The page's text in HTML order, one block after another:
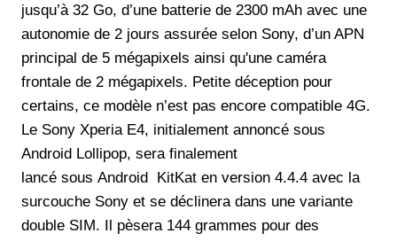
jusqu’à 32 Go, d’une batterie de 2300 mAh avec une
autonomie de 2 jours assurée selon Sony, d’un APN
principal de 5 mégapixels ainsi qu'une caméra
frontale de 2 mégapixels. Petite déception pour
certains, ce modèle n’est pas encore compatible 4G.
Le Sony Xperia E4, initialement annoncé sous
Android Lollipop, sera finalement
lancé sous Android KitKat en version 4.4.4 avec la
surcouche Sony et se déclinera dans une variante
double SIM. Il pèsera 144 grammes pour des